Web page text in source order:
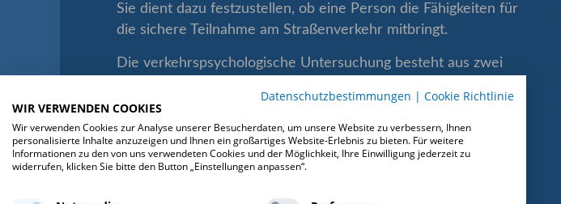
Sie dient dazu festzustellen, ob eine Person die Fähigkeiten für
die sichere Teilnahme am Straßenverkehr mitbringt.
Die verkehrspsychologische Untersuchung besteht aus zwei
einem Verkehrspsychologen.
Das Original der verkehrspsychologischen Stellungnahme wird
gemäß den gesetzlichen Bestimmungen an die
Datenschutzbestimmungen | Cookie Richtlinie
WIR VERWENDEN COOKIES
Wir verwenden Cookies zur Analyse unserer Besucherdaten, um unsere Website zu verbessern, Ihnen
personalisierte Inhalte anzuzeigen und Ihnen ein großartiges Website-Erlebnis zu bieten. Für weitere
Informationen zu den von uns verwendeten Cookies und der Möglichkeit, Ihre Einwilligung jederzeit zu
widerrufen, klicken Sie bitte den Button „Einstellungen anpassen“.